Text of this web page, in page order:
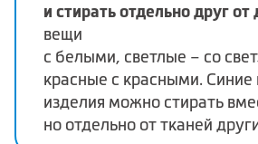
и стирать отдельно друг от
вещи
с белыми, светлые – со
красные с красными. Синие
изделия можно стирать
но отдельно от тканей